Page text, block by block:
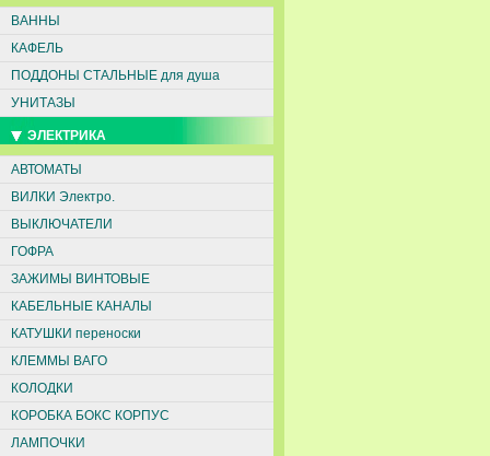
ВАННЫ
КАФЕЛЬ
ПОДДОНЫ СТАЛЬНЫЕ для душа
УНИТАЗЫ
ЭЛЕКТРИКА
АВТОМАТЫ
ВИЛКИ Электро.
ВЫКЛЮЧАТЕЛИ
ГОФРА
ЗАЖИМЫ ВИНТОВЫЕ
КАБЕЛЬНЫЕ КАНАЛЫ
КАТУШКИ переноски
КЛЕММЫ ВАГО
КОЛОДКИ
КОРОБКА БОКС КОРПУС
ЛАМПОЧКИ